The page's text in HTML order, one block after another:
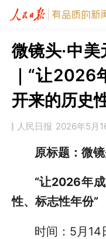
微镜头·中
｜“让
开来的历史
人民日报 2026年5月
原标题：微
“让2026年
性、标志性年份”
时间：5月14